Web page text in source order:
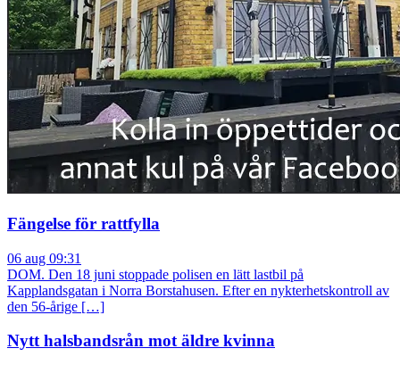
Fängelse för rattfylla
06 aug 09:31
DOM. Den 18 juni stoppade polisen en lätt lastbil på
Kapplandsgatan i Norra Borstahusen. Efter en nykterhetskontroll av
den 56-årige […]
Nytt halsbandsrån mot äldre kvinna